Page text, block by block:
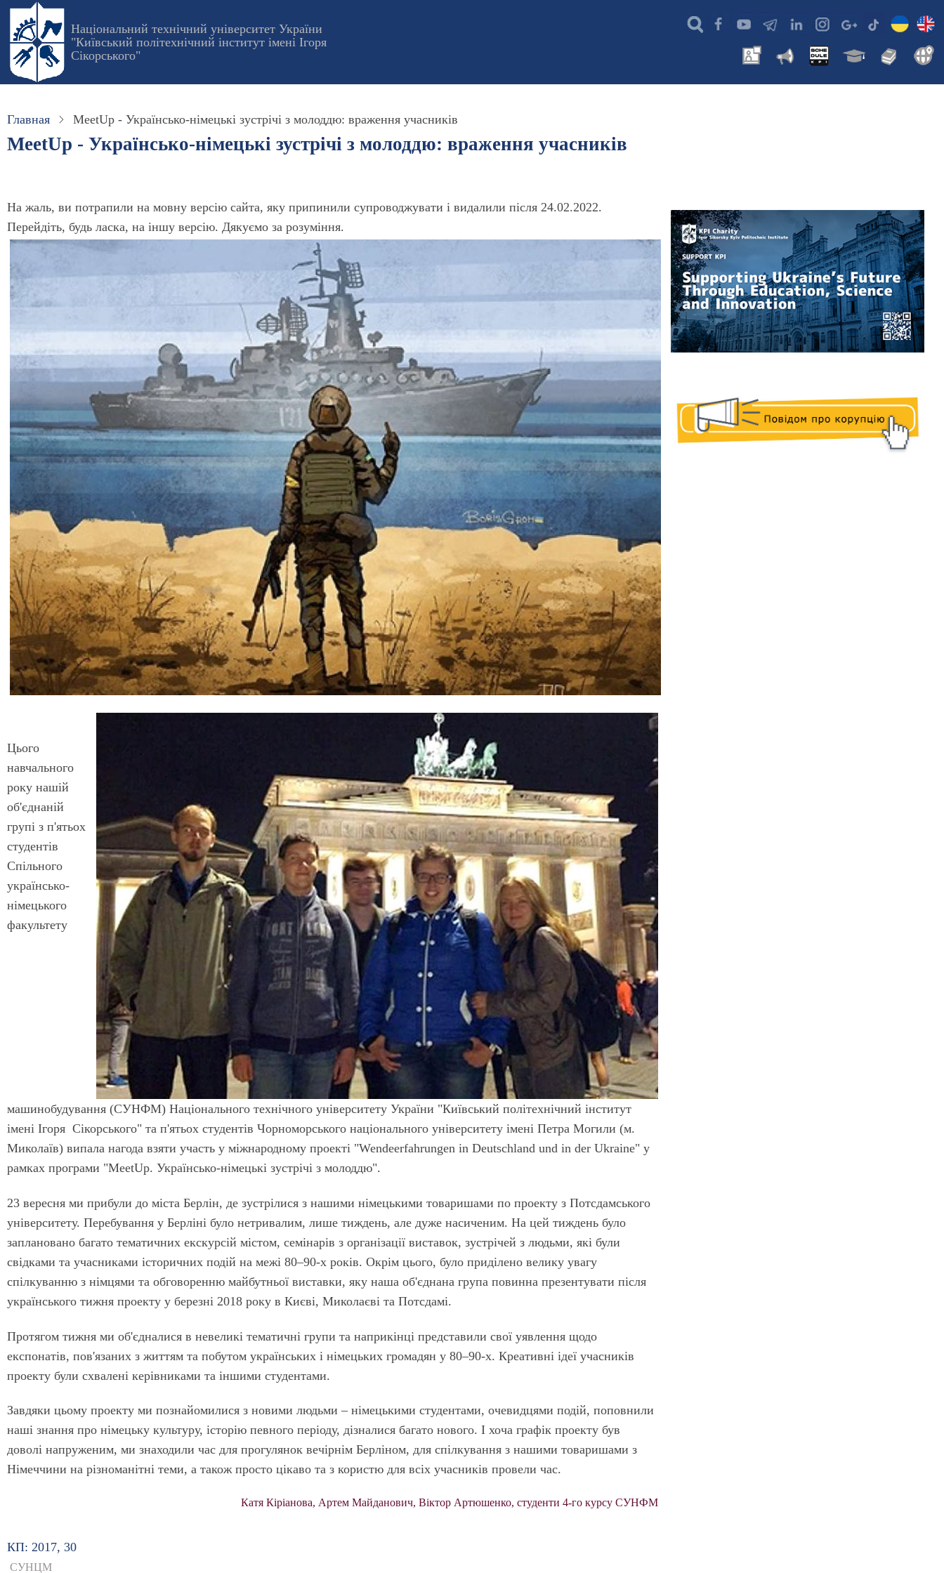
Перейти
основному
содержанию
Національний технічний університет України
"Київський політехнічний інститут імені Ігоря
Сікорського"
Главная MeetUp - Українсько-німецькі зустрічі з молоддю: враження учасників
MeetUp - Українсько-німецькі зустрічі з молоддю: враження учасників
На жаль, ви потрапили на мовну версію сайта, яку припинили супроводжувати і видалили після 24.02.2022.
Перейдіть, будь ласка, на іншу версію. Дякуємо за розуміння.
Цього
навчального
року нашій
об'єднаній
групі з п'ятьох
студентів
Спільного
українсько-
німецького
факультету
машинобудування (СУНФМ) Національного технічного університету України "Київський політехнічний інститут
імені Ігоря Сікорського" та п'ятьох студентів Чорноморського національного університету імені Петра Могили (м.
Миколаїв) випала нагода взяти участь у міжнародному проекті "Wendeerfahrungen in Deutschland und in der Ukraine" у
рамках програми "MeetUp. Українсько-німецькі зустрічі з молоддю".
23 вересня ми прибули до міста Берлін, де зустрілися з нашими німецькими товаришами по проекту з Потсдамського
університету. Перебування у Берліні було нетривалим, лише тиждень, але дуже насиченим. На цей тиждень було
заплановано багато тематичних екскурсій містом, семінарів з організації виставок, зустрічей з людьми, які були
свідками та учасниками історичних подій на межі 80–90-х років. Окрім цього, було приділено велику увагу
спілкуванню з німцями та обговоренню майбутньої виставки, яку наша об'єднана група повинна презентувати після
українського тижня проекту у березні 2018 року в Києві, Миколаєві та Потсдамі.
Протягом тижня ми об'єдналися в невеликі тематичні групи та наприкінці представили свої уявлення щодо
експонатів, пов'язаних з життям та побутом українських і німецьких громадян у 80–90-х. Креативні ідеї учасників
проекту були схвалені керівниками та іншими студентами.
Завдяки цьому проекту ми познайомилися з новими людьми – німецькими студентами, очевидцями подій, поповнили
наші знання про німецьку культуру, історію певного періоду, дізналися багато нового. І хоча графік проекту був
доволі напруженим, ми знаходили час для прогулянок вечірнім Берліном, для спілкування з нашими товаришами з
Німеччини на різноманітні теми, а також просто цікаво та з користю для всіх учасників провели час.
Катя Кіріанова, Артем Майданович, Віктор Артюшенко, студенти 4-го курсу СУНФМ
КП: 2017, 30
СУНЦМ